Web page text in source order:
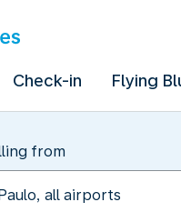
Check-in Flying
from